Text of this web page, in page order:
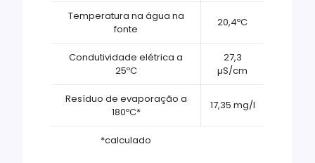
Temperatura na água na
fonte
20,4ºC
Condutividade elétrica a
25ºC
27,3
µS/cm
Resíduo de evaporação a
180ºC*
17,35 mg/l
*calculado